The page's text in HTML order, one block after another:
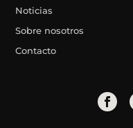
Noticias
Sobre nosotros
Contacto